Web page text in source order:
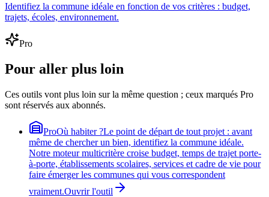
Identifiez la commune idéale en fonction de vos critères : budget,
trajets, écoles, environnement.
Pro
Pour aller plus loin
Ces outils vont plus loin sur la même question ; ceux marqués Pro
sont réservés aux abonnés.
ProOù habiter ?Le point de départ de tout projet : avant
même de chercher un bien, identifiez la commune idéale.
Notre moteur multicritère croise budget, temps de trajet porte-
à-porte, établissements scolaires, services et cadre de vie pour
faire émerger les communes qui vous correspondent
vraiment.Ouvrir l'outil